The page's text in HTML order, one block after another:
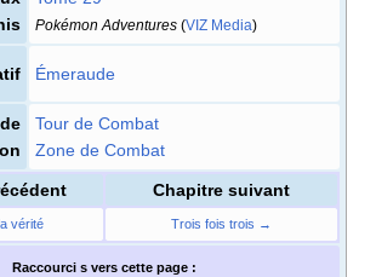
Pokémon Adventures (VIZ Media)
Émeraude
Tour de Combat
Zone de Combat
Chapitre suivant
vérité Trois fois trois →
Raccourci s vers cette page :